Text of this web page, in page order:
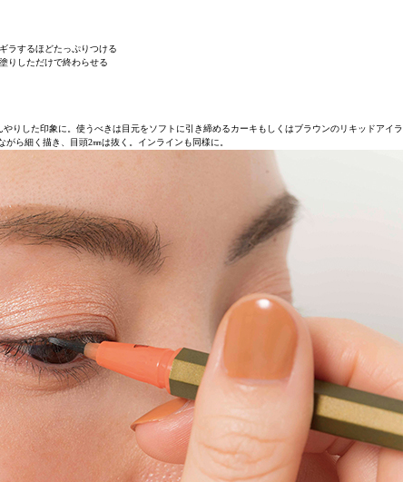
ラするほどたっぷりつける
りしただけで終わらせる
りした印象に。使うべきは目元をソフトに引き締めるカーキもしくはブラウンのリキッドアイラ
ら細く描き、目頭2㎜は抜く。インラインも同様に。